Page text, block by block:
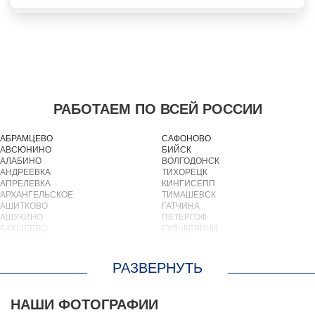
РАБОТАЕМ ПО ВСЕЙ РОССИИ
АБРАМЦЕВО
АВСЮНИНО
АЛАБИНО
АНДРЕЕВКА
АПРЕЛЕВКА
АРХАНГЕЛЬСКОЕ
АШИТКОВО
АШУКИНО
БАКШЕЕВО
БЕЛООЗЕРСКИЙ
БОГОРОДСКОЕ
САФОНОВО
БИЙСК
ВОЛГОДОНСК
ТИХОРЕЦК
КИНГИСЕПП
ТИМАШЕВСК
ГАТЧИНА
ПЕТЕРГОФ
ГУЛЬКЕВИЧИ
ВЫБОРГ
ТУАПСЕ
НАШИ ФОТОГРАФИИ